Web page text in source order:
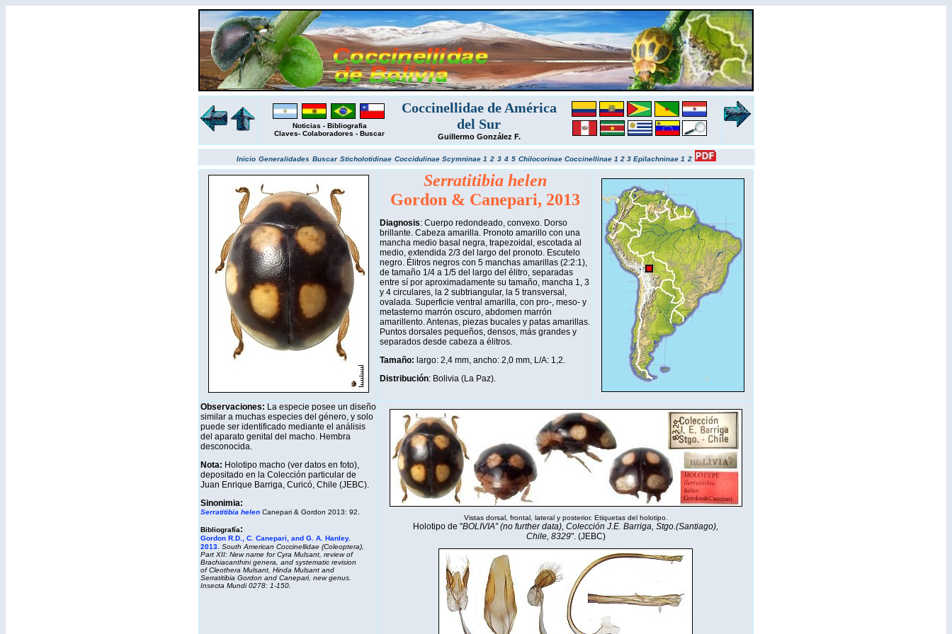
Noticias - Bibliografia
Claves- Colaboradores - Buscar
Coccinellidae de América
del Sur
Guillermo González F.
Inicio Generalidades Buscar Sticholotidinae Coccidulinae Scymninae 1 2 3 4 5 Chilocorinae Coccinellinae 1 2 3 Epilachninae 1 2
Serratitibia helen
Gordon & Canepari, 2013
Diagnosis: Cuerpo redondeado, convexo. Dorso
brillante. Cabeza amarilla. Pronoto amarillo con una
mancha medio basal negra, trapezoidal, escotada al
medio, extendida 2/3 del largo del pronoto. Escutelo
negro. Élitros negros con 5 manchas amarillas (2:2:1),
de tamaño 1/4 a 1/5 del largo del élitro, separadas
entre sí por aproximadamente su tamaño, mancha 1, 3
y 4 circulares, la 2 subtriangular, la 5 transversal,
ovalada. Superficie ventral amarilla, con pro-, meso- y
metasterno marrón oscuro, abdomen marrón
amarillento. Antenas, piezas bucales y patas amarillas.
Puntos dorsales pequeños, densos, más grandes y
separados desde cabeza a élitros.
Tamaño: largo: 2,4 mm, ancho: 2,0 mm, L/A: 1,2.
Distribución: Bolivia (La Paz).
Observaciones: La especie posee un diseño
similar a muchas especies del género, y solo
puede ser identificado mediante el análisis
del aparato genital del macho. Hembra
desconocida.
Nota: Holotipo macho (ver datos en foto),
depositado en la Colección particular de
Juan Enrique Barriga, Curicó, Chile (JEBC).
Sinonimia:
Serratitibia helen Canepari & Gordon 2013: 92.
Bibliografía:
Gordon R.D., C. Canepari, and G. A. Hanley.
2013. South American Coccinellidae (Coleoptera),
Part XII: New name for Cyra Mulsant, review of
Brachiacanthini genera, and systematic revision
of Cleothera Mulsant, Hinda Mulsant and
Serratitibia Gordon and Canepari, new genus.
Insecta Mundi 0278: 1-150.
Vistas dorsal, frontal, lateral y posterior. Etiquetas del holotipo.
Holotipo de "BOLIVIA” (no further data), Colección J.E. Barriga, Stgo.(Santiago),
Chile, 8329". (JEBC)